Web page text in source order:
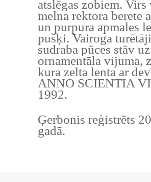
atslēgas zobiem. Virs
melna rektora berete
un purpura apmales
pušķi. Vairoga
sudraba pūces stāv uz
ornamentāla vijuma,
kura zelta lenta ar
ANNO SCIENTIA
1992.
Ģerbonis reģistrēts
gadā.